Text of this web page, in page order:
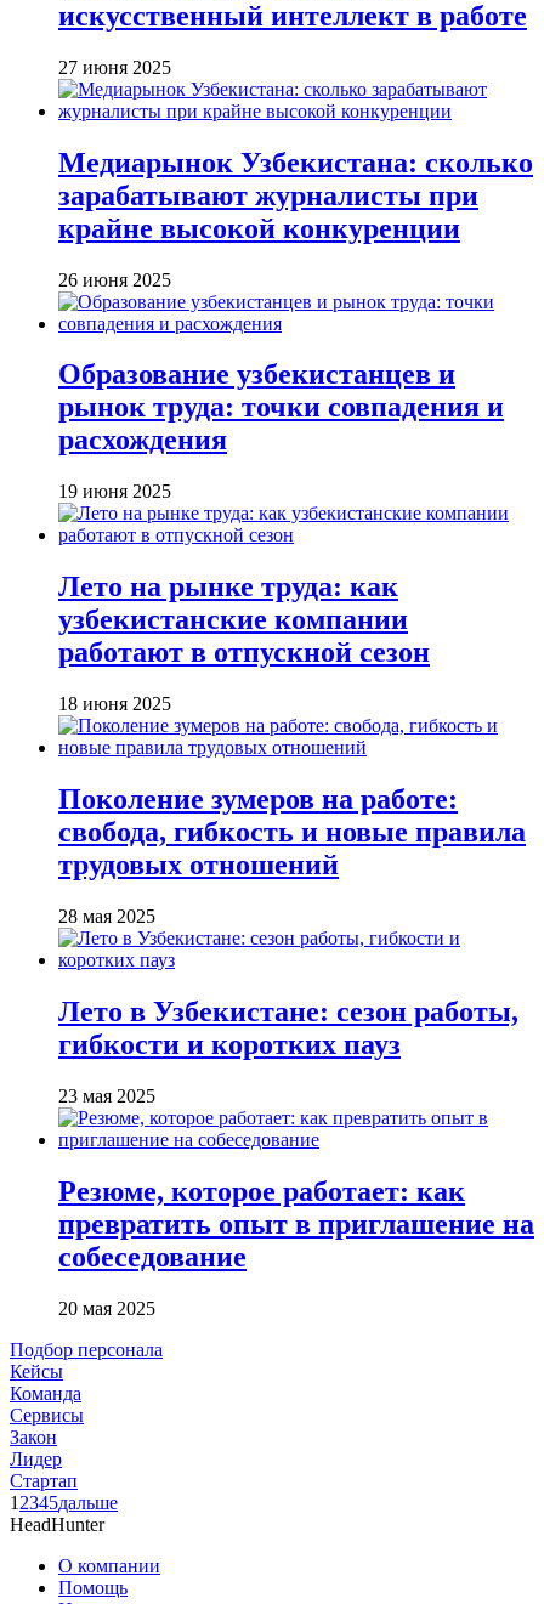
искусственный интеллект в работе
27 июня 2025
Медиарынок Узбекистана: сколько
зарабатывают журналисты при
крайне высокой конкуренции
26 июня 2025
Образование узбекистанцев и
рынок труда: точки совпадения и
расхождения
19 июня 2025
Лето на рынке труда: как
узбекистанские компании
работают в отпускной сезон
18 июня 2025
Поколение зумеров на работе:
свобода, гибкость и новые правила
трудовых отношений
28 мая 2025
Лето в Узбекистане: сезон работы,
гибкости и коротких пауз
23 мая 2025
Резюме, которое работает: как
превратить опыт в приглашение на
собеседование
20 мая 2025
Подбор персонала
Кейсы
Команда
Сервисы
Закон
Лидер
Стартап
1 2345дальше
HeadHunter
О компании
Помощь